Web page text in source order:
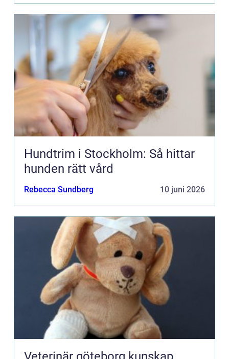
Hundtrim i Stockholm: Så hittar
hunden rätt vård
Rebecca Sundberg 10 juni 2026